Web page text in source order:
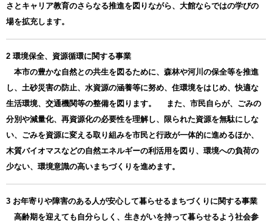
さとキャリア教育のさらなる推進を図りながら、大館ならではの学びの
場を拡充します。
2 環境保全、資源循環に関する事業
本市の豊かな自然との共生を図るために、森林や河川の保全等を推進
し、土砂災害の防止、水資源の涵養等に努め、住環境をはじめ、快適な
生活環境、交通機関等の整備を図ります。 また、市民自らが、ごみの
分別や減量化、再資源化の必要性を理解し、限られた資源を無駄にしな
い、ごみを資源に変える取り組みを市民と行政が一体的に進めるほか、
木質バイオマスなどの自然エネルギーの利活用を図り、環境への負荷の
少ない、環境意識の高いまちづくりを進めます。
3 お年寄りや障害のある人が安心して暮らせるまちづくりに関する事業
高齢期を迎えても自分らしく、生きがいを持って暮らせるよう社会参